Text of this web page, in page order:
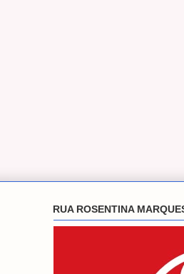
RUA ROSENTINA